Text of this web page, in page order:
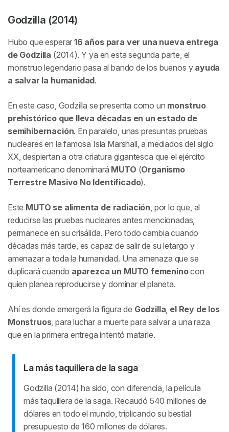
Godzilla (2014)
Hubo que esperar16 años para ver una nueva entrega
de Godzilla (2014). Y ya en esta segunda parte, el
monstruo legendario pasa al bando de los buenos y ayuda
a salvar la humanidad.
En este caso, Godzilla se presenta como un monstruo
prehistórico que lleva décadas en un estado de
semihibernación. En paralelo, unas presuntas pruebas
nucleares en la famosa Isla Marshall, a mediados del siglo
XX, despiertan a otra criatura gigantesca que el ejército
norteamericano denominará MUTO (Organismo
Terrestre Masivo No Identificado).
Este MUTO se alimenta de radiación , por lo que, al
reducirse las pruebas nucleares antes mencionadas,
permanece en su crisálida. Pero todo cambia cuando
décadas más tarde, es capaz de salir de su letargo y
amenazar a toda la humanidad. Una amenaza que se
duplicará cuando aparezca un MUTO femeninocon
quien planea reproducirse y dominar el planeta.
Ahí es donde emergerá la figura de Godzilla el Rey de los
Monstruos, para luchar a muerte para salvar a una raza
que en la primera entrega intentó matarle.
La más taquillera de la saga
Godzilla (2014) ha sido, con diferencia, la película
más taquillera de la saga. Recaudó 540 millones de
dólares en todo el mundo, triplicando su bestial
presupuesto de 160 millones de dólares.